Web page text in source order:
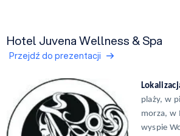
Hotel Juvena Wellness & Spa
Przejdź do prezentacji
plaży, w
morza, w
wyspie